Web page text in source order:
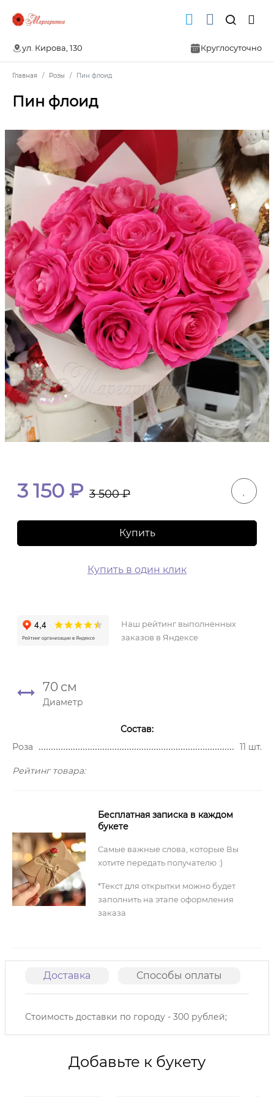
ул. Кирова, 130 Круглосуточно
Главная Розы Пин флоид
Пин флоид
3 150 ₽ 3 500₽
Купить
Купить в один клик
Наш рейтинг выполненных
заказов в Яндексе
70 см
Диаметр
Состав:
Роза
11 шт.
Рейтинг товара:
Бесплатная записка в каждом
букете
Самые важные слова, которые Вы
хотите передать получателю :)
*Текст для открытки можно будет
заполнить на этапе оформления
заказа
Доставка Способы оплаты
Стоимость доставки по городу - 300 рублей;
Добавьте к букету